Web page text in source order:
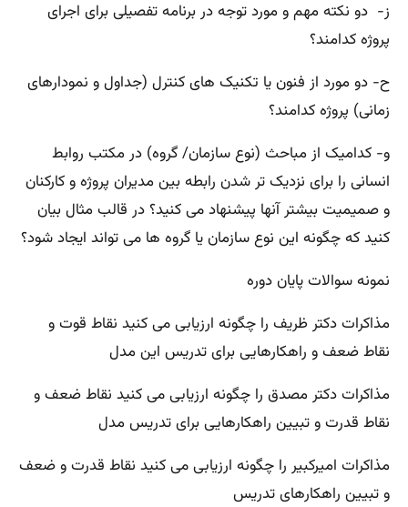
ز- دو نکته مهم و مورد توجه در برنامه تفصیلی برای اجرای
پروژه کدامند؟
ح- دو مورد از فنون یا تکنیک های کنترل (جداول و نمودارهای
زمانی) پروژه کدامند؟
و- کدامیک از مباحث (نوع سازمان/ گروه) در مکتب روابط
انسانی را برای نزدیک تر شدن رابطه بین مدیران پروژه و کارکنان
و صمیمیت بیشتر آنها پیشنهاد می کنید؟ در قالب مثال بیان
کنید که چگونه این نوع سازمان یا گروه ها می تواند ایجاد شود؟
نمونه سوالات پایان دوره
مذاکرات دکتر ظریف را چگونه ارزیابی می کنید نقاط قوت و
نقاط ضعف و راهکارهایی برای تدریس این مدل
مذاکرات دکتر مصدق را چگونه ارزیابی می کنید نقاط ضعف و
نقاط قدرت و تبیین راهکارهایی برای تدریس مدل
مذاکرات امیرکبیر را چگونه ارزیابی می کنید نقاط قدرت و ضعف
و تبیین راهکارهای تدریس